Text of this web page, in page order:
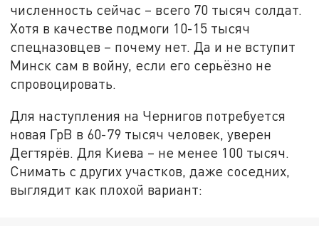
численность сейчас – всего 70 тысяч солдат.
Хотя в качестве подмоги 10-15 тысяч
спецназовцев – почему нет. Да и не вступит
Минск сам в войну, если его серьёзно не
спровоцировать.
Для наступления на Чернигов потребуется
новая ГрВ в 60-79 тысяч человек, уверен
Дегтярёв. Для Киева – не менее 100 тысяч.
Снимать с других участков, даже соседних,
выглядит как плохой вариант: